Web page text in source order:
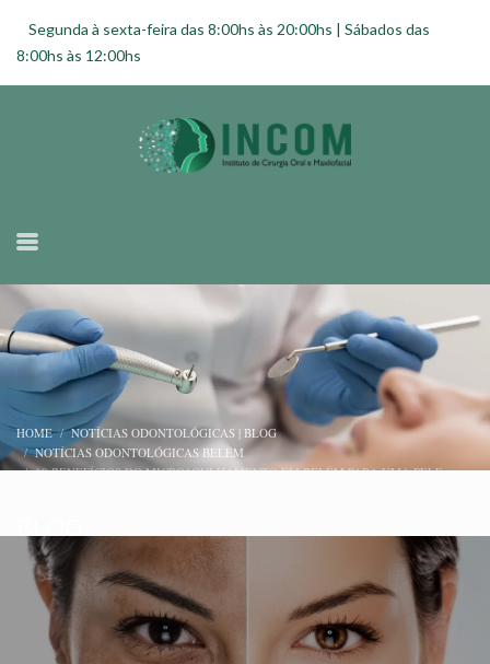
Segunda à sexta-feira das 8:00hs às 20:00hs | Sábados das
8:00hs às 12:00hs
HOME
NOTÍCIAS ODONTOLÓGICAS | BLOG
NOTÍCIAS ODONTOLÓGICAS BELÉM
10 BENEFÍCIOS DO MICROAGULHAMENTO EM BELÉM PARA UMA PELE